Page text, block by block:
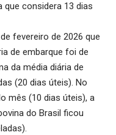
que considera 13 dias
fevereiro de 2026 que
de embarque foi de
da média diária de
(20 dias úteis). No
mês (10 dias úteis), a
do Brasil ficou